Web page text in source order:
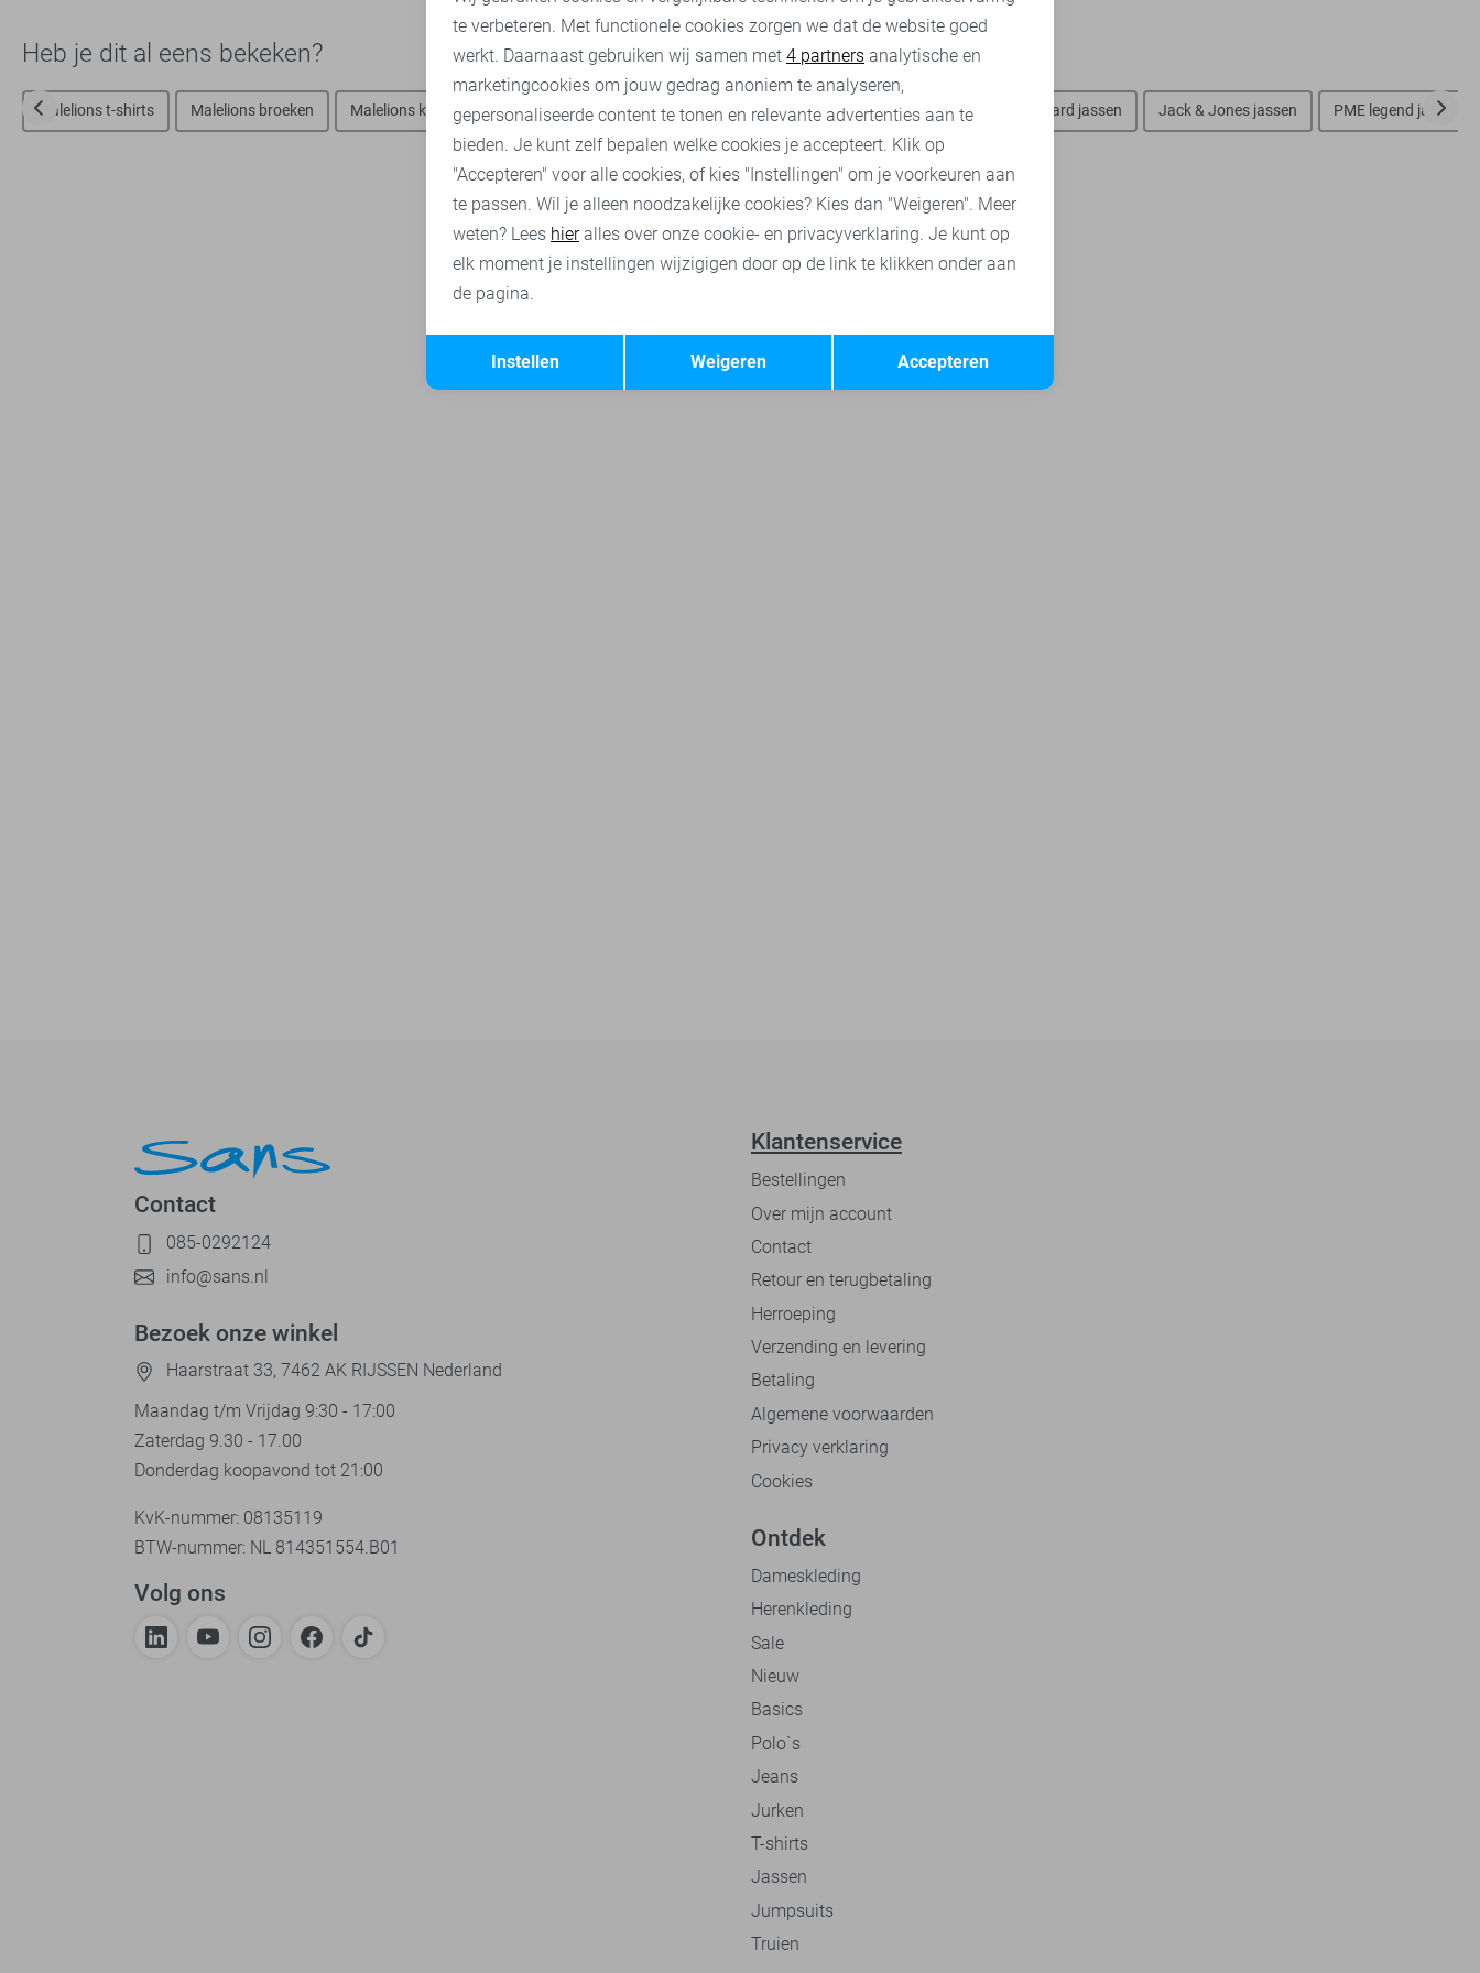
Heb je dit al eens bekeken?
Malelions t-shirts Malelions broeken Malelions korte broeken Malelions truien Malelions sweaters Cast Iron jassen Vanguard jassen Jack & Jones jassen PME legend jassen
Contact
085-0292124
info@sans.nl
Bezoek onze winkel
Haarstraat 33, 7462 AK RIJSSEN Nederland
Maandag t/m Vrijdag 9:30 - 17:00
Zaterdag 9.30 - 17.00
Donderdag koopavond tot 21:00
KvK-nummer: 08135119
BTW-nummer: NL 814351554.B01
Volg ons
Klantenservice
Bestellingen
Over mijn account
Contact
Retour en terugbetaling
Herroeping
Verzending en levering
Betaling
Algemene voorwaarden
Privacy verklaring
Cookies
Ontdek
Dameskleding
Herenkleding
Sale
Nieuw
Basics
Polo`s
Jeans
Jurken
T-shirts
Jassen
Jumpsuits
Truien
Analytische cookies Marketing cookies
Terug Opslaan
te verbeteren. Met functionele cookies zorgen we dat de website goed
werkt. Daarnaast gebruiken wij samen met 4 partners analytische en
marketingcookies om jouw gedrag anoniem te analyseren,
gepersonaliseerde content te tonen en relevante advertenties aan te
bieden. Je kunt zelf bepalen welke cookies je accepteert. Klik op
"Accepteren" voor alle cookies, of kies "Instellingen" om je voorkeuren aan
te passen. Wil je alleen noodzakelijke cookies? Kies dan "Weigeren". Meer
weten? Lees hieralles over onze cookie- en privacyverklaring. Je kunt op
elk moment je instellingen wijzigigen door op de link te klikken onder aan
de pagina.
Accepteren
Weigeren
Instellen